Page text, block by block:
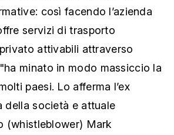
così facendo l’azienda
servizi di trasporto
attivabili attraverso
minato in modo massiccio la
paesi. Lo afferma l’ex
della società e attuale
(whistleblower) Mark